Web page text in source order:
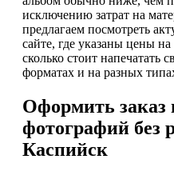
исключению затрат на
предлагаем посмотреть
сайте, где указаны цены
сколько стоит напечатать
форматах и на разных
Оформить заказ
фотографий без
Каспийск